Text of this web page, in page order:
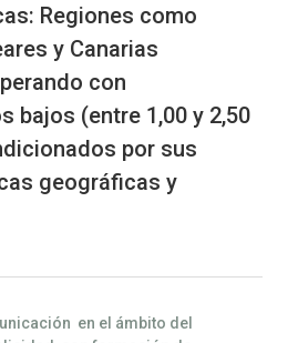
Regiones como
y Canarias
con
bajos (entre 1,00 y 2,50
por sus
geográficas y
en el ámbito del